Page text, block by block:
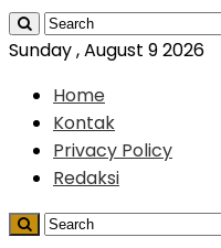
Sunday , August 9 2026
Home
Kontak
Privacy Policy
Redaksi